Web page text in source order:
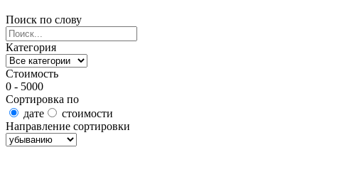
Поиск по слову
Категория
Стоимость
0 - 5000
Сортировка по
дате
стоимости
Направление сортировки